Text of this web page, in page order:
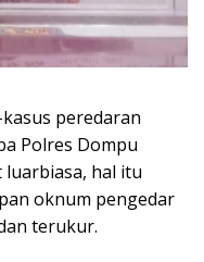
peredaran
Polres Dompu
hal itu
oknum pengedar
terukur.